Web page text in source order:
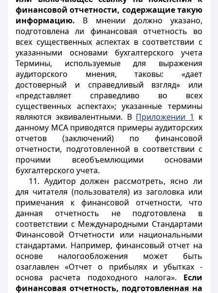
финансовой отчетности, содержащие такую
информацию. В мнении должно указано,
подготовлена ли финансовая отчетность во
всех существенных аспектах в соответствии с
указанными основами бухгалтерского учета
Термины, используемые для выражения
аудиторского мнения, таковы: «дает
достоверный и справедливый взгляд» или
«представляет справедливо во всех
существенных аспектах»; указанные термины
являются эквивалентными. В Приложении 1 к
данному МСА приводятся примеры аудиторских
отчетов (заключений) по финансовой
отчетности, подготовленной в соответствии с
прочими всеобъемлющими основами
бухгалтерского учета.
11. Аудитор должен рассмотреть, ясно ли
для читателя (пользователя) из заголовка или
примечания к финансовой отчетности, что
данная отчетность не подготовлена в
соответствии с Международными Стандартами
Финансовой Отчетности или национальными
стандартами. Например, финансовый отчет на
основе налогообложения может быть
озаглавлен «Отчет о прибылях и убытках -
основа расчета подоходного налога». Если
финансовая отчетность, подготовленная на